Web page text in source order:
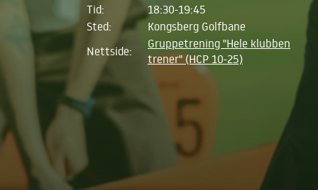
Tid:
18:30-19:45
Sted:
Kongsberg Golfbane
Nettside:
Gruppetrening "Hele klubben
trener" (HCP 10-25)